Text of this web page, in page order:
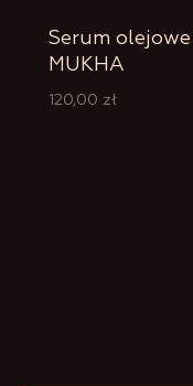
Serum
MUKHA
120,00 zł